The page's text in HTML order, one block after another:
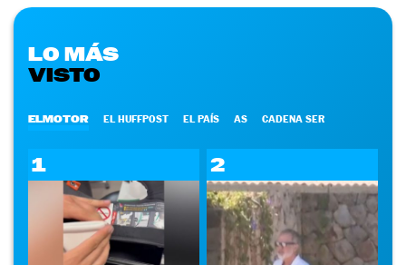
LO MÁS
VISTO
ELMOTOR EL HUFFPOST EL PAÍS AS CADENA SER
1 2